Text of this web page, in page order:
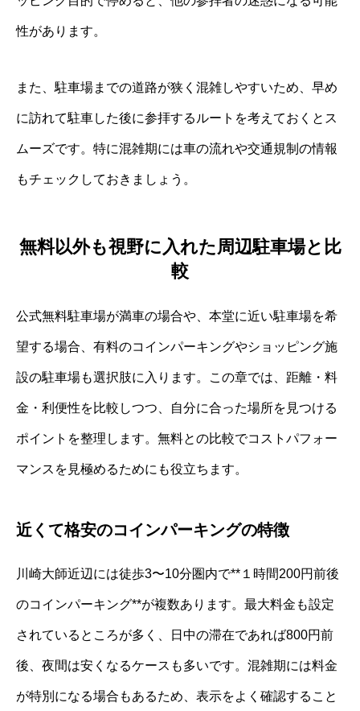
性があります。
また、駐車場までの道路が狭く混雑しやすいため、早め
に訪れて駐車した後に参拝するルートを考えておくとス
ムーズです。特に混雑期には車の流れや交通規制の情報
もチェックしておきましょう。
無料以外も視野に入れた周辺駐車場と比
較
公式無料駐車場が満車の場合や、本堂に近い駐車場を希
望する場合、有料のコインパーキングやショッピング施
設の駐車場も選択肢に入ります。この章では、距離・料
金・利便性を比較しつつ、自分に合った場所を見つける
ポイントを整理します。無料との比較でコストパフォー
マンスを見極めるためにも役立ちます。
近くて格安のコインパーキングの特徴
川崎大師近辺には徒歩3〜10分圏内で**１時間200円前後
のコインパーキング**が複数あります。最大料金も設定
されているところが多く、日中の滞在であれば800円前
後、夜間は安くなるケースも多いです。混雑期には料金
が特別になる場合もあるため、表示をよく確認すること